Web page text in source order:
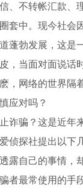
、不转帐汇款、
套中。现今社会
蓬勃发展，这是
，当面对面说话
，网络的世界隔
应对吗？
诈骗？这是近年
侦探社提出以下
露自己的事情，
者最常使用的手